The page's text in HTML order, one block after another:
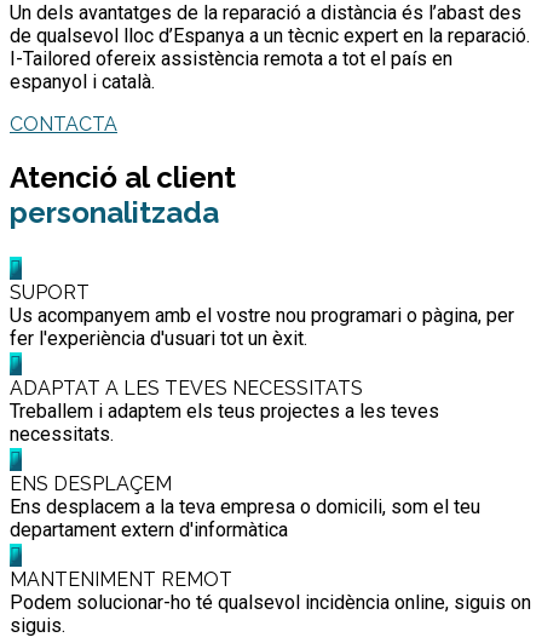
Un dels avantatges de la reparació a distància és l’abast des
de qualsevol lloc d’Espanya a un tècnic expert en la reparació.
I-Tailored ofereix assistència remota a tot el país en
espanyol i català.
CONTACTA
Atenció al client
personalitzada
SUPORT
Us acompanyem amb el vostre nou programari o pàgina, per
fer l'experiència d'usuari tot un èxit.
ADAPTAT A LES TEVES NECESSITATS
Treballem i adaptem els teus projectes a les teves
necessitats.
ENS DESPLAÇEM
Ens desplacem a la teva empresa o domicili, som el teu
departament extern d'informàtica
MANTENIMENT REMOT
Podem solucionar-ho té qualsevol incidència online, siguis on
siguis.